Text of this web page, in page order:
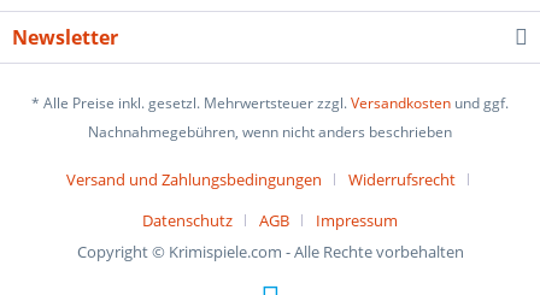
Newsletter
* Alle Preise inkl. gesetzl. Mehrwertsteuer zzgl.Versandkosten und ggf.
Nachnahmegebühren, wenn nicht anders beschrieben
Versand und Zahlungsbedingungen
Widerrufsrecht
Datenschutz
AGB
Impressum
Copyright © Krimispiele.com - Alle Rechte vorbehalten